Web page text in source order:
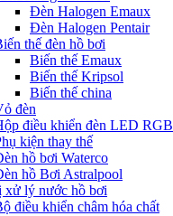
Đèn Halogen Emaux
Đèn Halogen Pentair
thế đèn hồ bơi
Biến thế Emaux
Biến thế Kripsol
Biến thế china
đèn
điều khiển đèn LED RGB
kiện thay thế
hồ bơi Waterco
hồ Bơi Astralpool
xử lý nước hồ bơi
điều khiển châm hóa chất